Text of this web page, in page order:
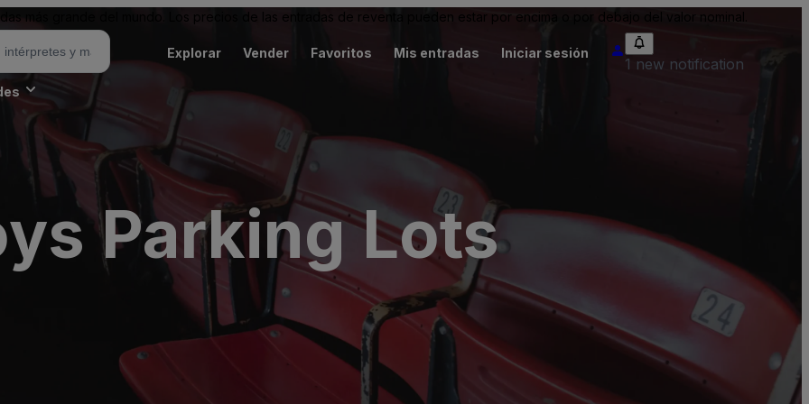
más grande del mundo. Los precios de las entradas de reventa pueden estar por encima o por debajo del valor nominal.
Explorar Vender Favoritos Mis entradas Iniciar sesión
1 new notification
Parking Lots